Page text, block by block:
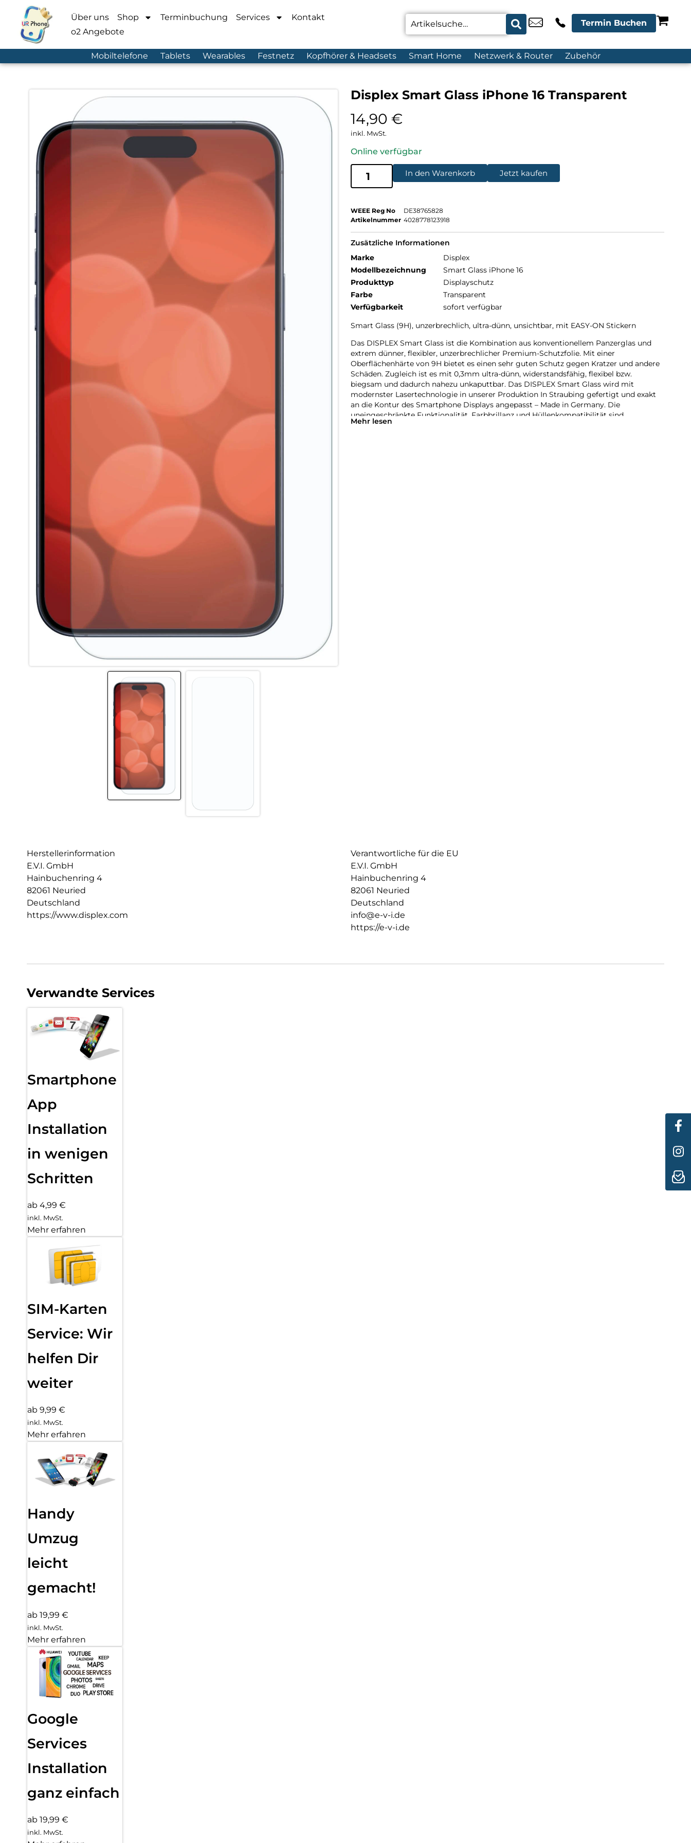
Über uns Shop Terminbuchung Services
Kontakt
o2 Angebote
Termin Buchen
Mobiltelefone Tablets Wearables Festnetz Kopfhörer & Headsets Smart Home Netzwerk & Router Zubehör
Displex Smart Glass iPhone 16 Transparent
14,90 €
inkl. MwSt.
Online verfügbar
In den Warenkorb Jetzt kaufen
WEEE Reg No
DE38765828
Artikelnummer 4028778123918
Zusätzliche Informationen
Marke
Displex
Modellbezeichnung
Smart Glass iPhone 16
Produkttyp
Displayschutz
Farbe
Transparent
Verfügbarkeit
sofort verfügbar
Smart Glass (9H), unzerbrechlich, ultra-dünn, unsichtbar, mit EASY-ON Stickern
Das DISPLEX Smart Glass ist die Kombination aus konventionellem Panzerglas und
extrem dünner, flexibler, unzerbrechlicher Premium-Schutzfolie. Mit einer
Oberflächenhärte von 9H bietet es einen sehr guten Schutz gegen Kratzer und andere
Schäden. Zugleich ist es mit 0,3mm ultra-dünn, widerstandsfähig, flexibel bzw.
biegsam und dadurch nahezu unkaputtbar. Das DISPLEX Smart Glass wird mit
modernster Lasertechnologie in unserer Produktion In Straubing gefertigt und exakt
an die Kontur des Smartphone Displays angepasst – Made in Germany. Die
uneingeschränkte Funktionalität, Farbbrillanz und Hüllenkompatibilität sind
selbstverständlich garantiert.
Mehr lesen
Herstellerinformation
E.V.I. GmbH
Hainbuchenring 4
82061 Neuried
Deutschland
https://www.displex.com
Verantwortliche für die EU
E.V.I. GmbH
Hainbuchenring 4
82061 Neuried
Deutschland
info@e-v-i.de
https://e-v-i.de
Verwandte Services
Smartphone
App
Installation
in wenigen
Schritten
ab 4,99 €
inkl. MwSt.
Mehr erfahren
SIM-Karten
Service: Wir
helfen Dir
weiter
ab 9,99 €
inkl. MwSt.
Mehr erfahren
Handy
Umzug
leicht
gemacht!
ab 19,99 €
inkl. MwSt.
Mehr erfahren
Google
Services
Installation
ganz einfach
ab 19,99 €
inkl. MwSt.